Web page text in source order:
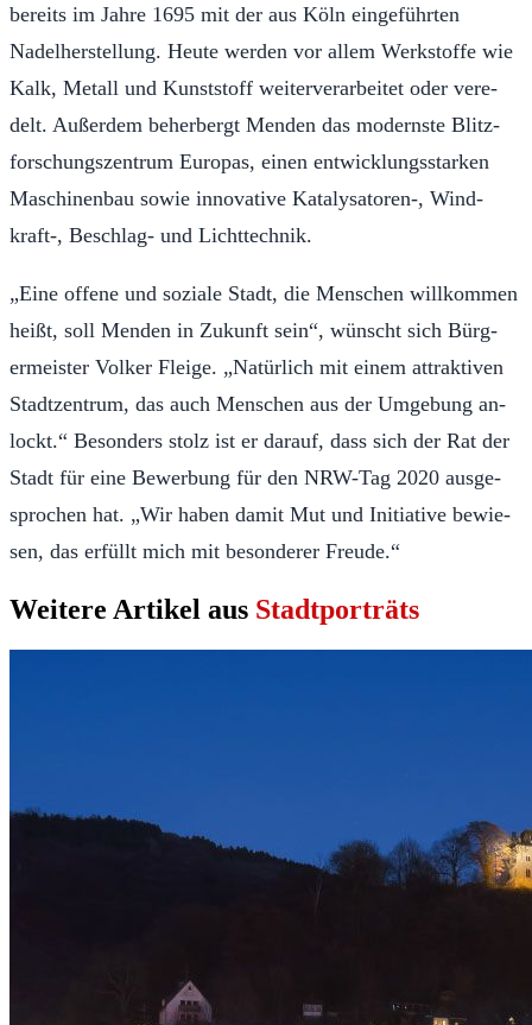
bere­its im Jahre 1695 mit der aus Köln einge­führten
Nadel­her­stel­lung. Heute wer­den vor allem Werk­stoffe wie
Kalk, Me­t­all und Kun­st­stoff weit­er­verar­beit­et oder vere­
delt. Außer­dem be­her­bergt Men­den das mod­ern­ste Bl­itz­
forschungszen­trum Eu­ro­pas, ei­nen en­twick­lungss­tarken
Maschi­nen­bau sowie in­no­va­tive Ka­talysa­toren-, Wind­
kraft-, Besch­lag- und Licht­tech­nik.
„Eine of­fene und soziale Stadt, die Men­schen wil­lkom­men
heißt, soll Men­den in Zukunft sein“, wün­scht sich Bürg­
ermeis­ter Volk­er Fleige. „Natür­lich mit einem at­trak­tiv­en
Stadtzen­trum, das auch Men­schen aus der Umge­bung an­
lockt.“ Be­son­ders stolz ist er da­rauf, dass sich der Rat der
Stadt für eine Be­wer­bung für den NRW-Tag 2020 aus­ge­
sprochen hat. „Wir haben damit Mut und Ini­tia­tive be­wie­
sen, das er­füllt mich mit be­son­der­er Freude.“
Weitere Artikel aus Stadtporträts